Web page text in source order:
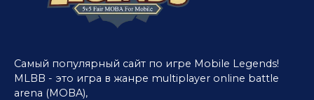
Самый популярный сайт по игре Mobile Legends!
MLBB - это игра в жанре multiplayer online battle
arena (MOBA),